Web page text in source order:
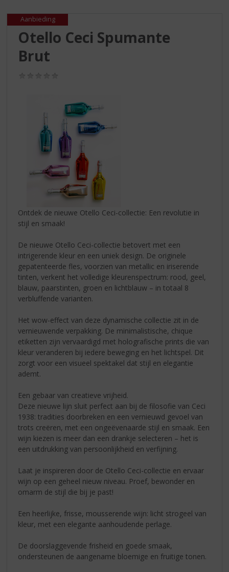
p
Aanbieding
Otello Ceci Spumante
Brut
Ontdek de nieuwe Otello Ceci-collectie: Een revolutie in
stijl en smaak!
De nieuwe Otello Ceci-collectie betovert met een
intrigerende kleur en een uniek design. De originele
gepatenteerde fles, voorzien van metallic en iriserende
tinten, verkent het volledige kleurenspectrum: rood, geel,
blauw, paarstinten, groen en lichtblauw – in totaal 8
verbluffende varianten.
Het wow-effect van deze dynamische collectie zit in de
vernieuwende verpakking. De minimalistische, chique
etiketten zijn vervaardigd met holografische prints die van
kleur veranderen bij iedere beweging en het lichtspel. Dit
zorgt voor een visueel spektakel dat stijl en elegantie
ademt.
Een gebaar van creatieve vrijheid.
Deze nieuwe lijn sluit perfect aan bij de filosofie van Ceci
1938: tradities doorbreken en een vernieuwd gevoel van
trots creëren, met een ongeëvenaarde stijl en smaak. Een
wijn kiezen is meer dan een drankje selecteren – het is
een uitdrukking van persoonlijkheid en verfijning.
Laat je inspireren door de Otello Ceci-collectie en ervaar
wijn op een geheel nieuw niveau. Proef, bewonder en
omarm de stijl die bij je past!
Een heerlijke, frisse, mousserende wijn: licht strogeel van
kleur, met een elegante aanhoudende perlage.
De doorslaggevende frisheid en goede smaak,
ondersteunen de aangename bloemige en fruitige tonen.